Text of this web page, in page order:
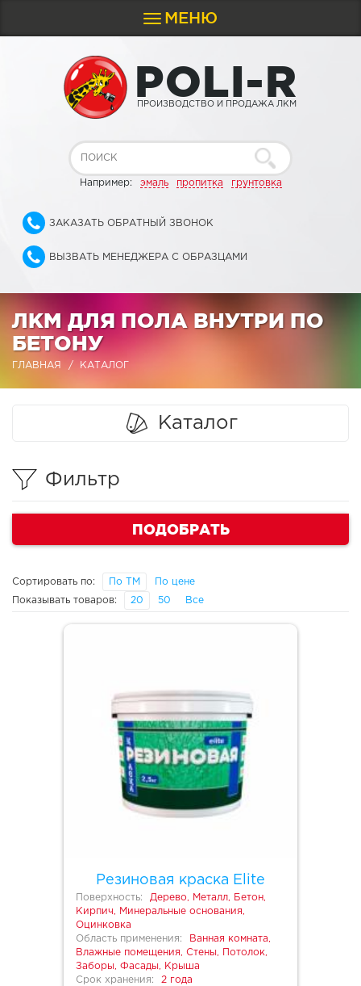
Toggle
navigation
МЕНЮ
POLI-R
ПРОИЗВОДСТВО И ПРОДАЖА ЛКМ
Например: эмаль пропитка грунтовка
ЗАКАЗАТЬ ОБРАТНЫЙ ЗВОНОК
ВЫЗВАТЬ МЕНЕДЖЕРА С ОБРАЗЦАМИ
ЛКМ ДЛЯ ПОЛА ВНУТРИ ПО
БЕТОНУ
ГЛАВНАЯ КАТАЛОГ
Каталог
Фильтр
ПОДОБРАТЬ
Сортировать по: По ТМ По цене
Показывать товаров: 20 50 Все
Резиновая краска Elite
Поверхность:
Дерево, Металл, Бетон,
Кирпич, Минеральные основания,
Оцинковка
Область применения:
Ванная комната,
Влажные помещения, Стены, Потолок,
Заборы, Фасады, Крыша
Срок хранения:
2 года